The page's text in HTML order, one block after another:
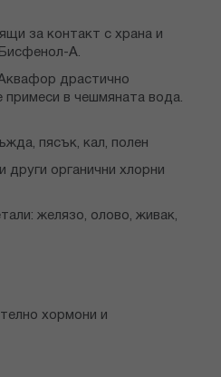
за контакт с храна и
А.
драстично
примеси в чешмяната вода.
пясък, кал, полен
органични хлорни
желязо, олово, живак,
хормони и